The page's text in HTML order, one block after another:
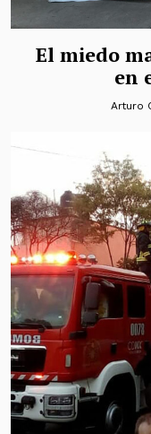
El miedo
en
Arturo